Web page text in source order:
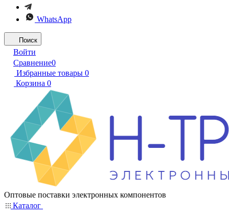
WhatsApp
Поиск
Войти
Сравнение0
Избранные товары 0
Корзина 0
Оптовые поставки электронных компонентов
Каталог